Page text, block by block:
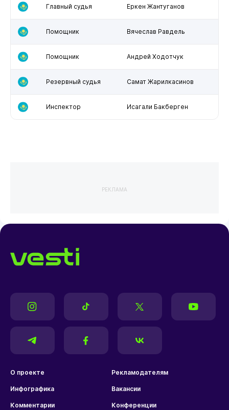
Главный судья Еркен Жантуганов
Помощник Вячеслав Равдель
Помощник Андрей Ходотчук
Резервный судья Самат Жарилкасинов
Инспектор Исагали Бакберген
РЕКЛАМА
О проекте Рекламодателям
Инфографика Вакансии
Комментарии Конференции